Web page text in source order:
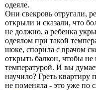
одеяле.
Они свекровь отругали,
открыли и сказали, что
не должно, а ребенка
одеялом при такой
шоке, спорила с врачом
открыть балкон, чтобы не
температурой. И вы
научило? Греть квартиру
не поменяла - это уже по